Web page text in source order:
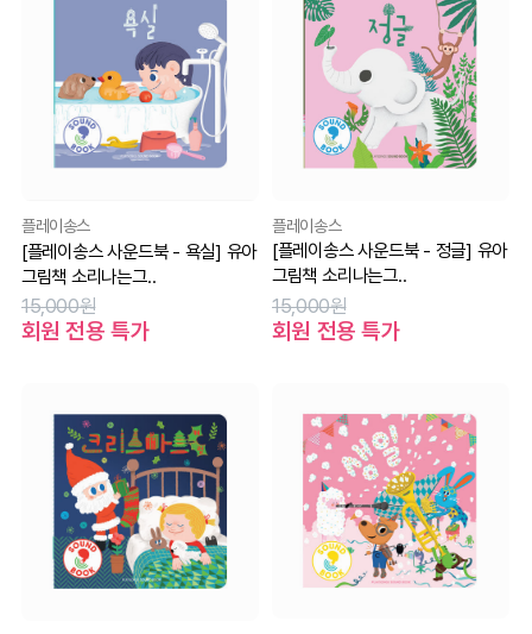
플레이송스
[플레이송스 사운드북 - 욕실] 유아
그림책 소리나는그..
15,000원
회원 전용 특가
플레이송스
[플레이송스 사운드북 - 정글] 유아
그림책 소리나는그..
15,000원
회원 전용 특가